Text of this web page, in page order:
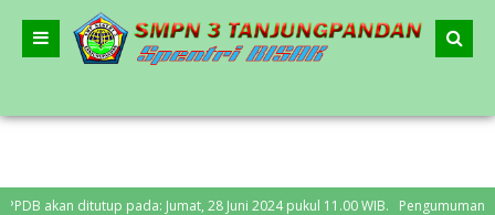
akan ditutup pada: Jumat, 28 Juni 2024 pukul 11.00 WIB. Pengumuman